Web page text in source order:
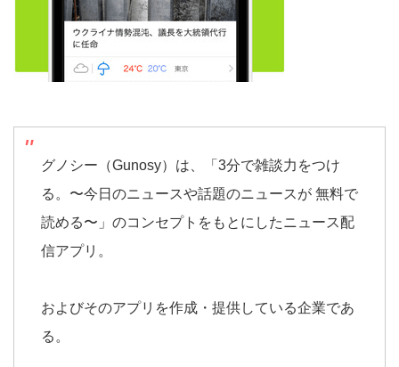
グノシー（Gunosy）は、「3分で雑談力をつけ
る。〜今日のニュースや話題のニュースが 無料で
読める〜」のコンセプトをもとにしたニュース配
信アプリ。
およびそのアプリを作成・提供している企業であ
る。